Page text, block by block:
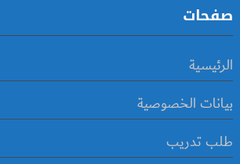
صفحات
الرئيسية
بيانات الخصوصية
طلب تدريب